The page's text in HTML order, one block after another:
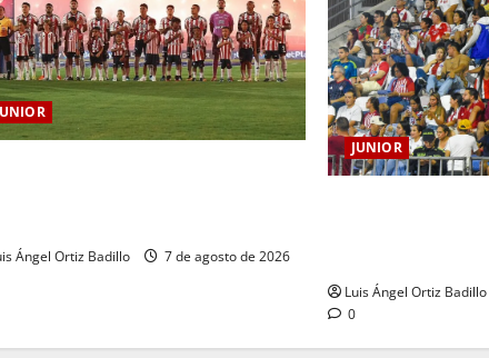
Ángel Ortiz Badillo
7 de agosto de 2026
JUNIOR
Luis Ángel Ortiz Badillo
0